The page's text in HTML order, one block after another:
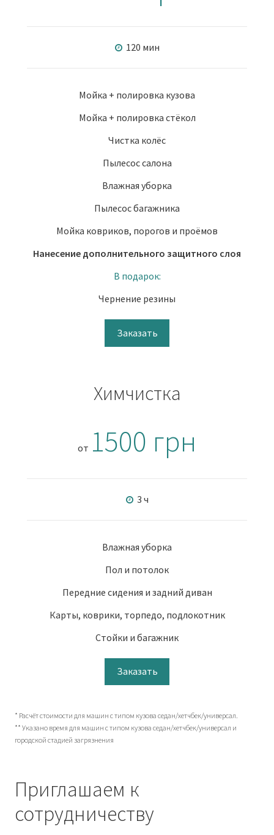
120 мин
Мойка + полировка кузова
Мойка + полировка стёкол
Чистка колёс
Пылесос салона
Влажная уборка
Пылесос багажника
Мойка ковриков, порогов и проёмов
Нанесение дополнительного защитного слоя
В подарок:
Чернение резины
Заказать
Химчистка
от 1500 грн
3 ч
Влажная уборка
Пол и потолок
Передние сидения и задний диван
Карты, коврики, торпедо, подлокотник
Стойки и багажник
Заказать
* Расчёт стоимости для машин с типом кузова седан/хетчбек/универсал.
** Указано время для машин с типом кузова седан/хетчбек/универсал и
городской стадией загрязнения
Приглашаем к
сотрудничеству